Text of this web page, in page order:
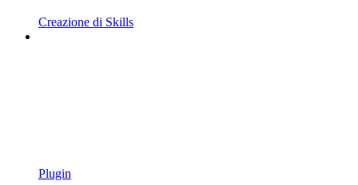
Creazione di Skills
Plugin